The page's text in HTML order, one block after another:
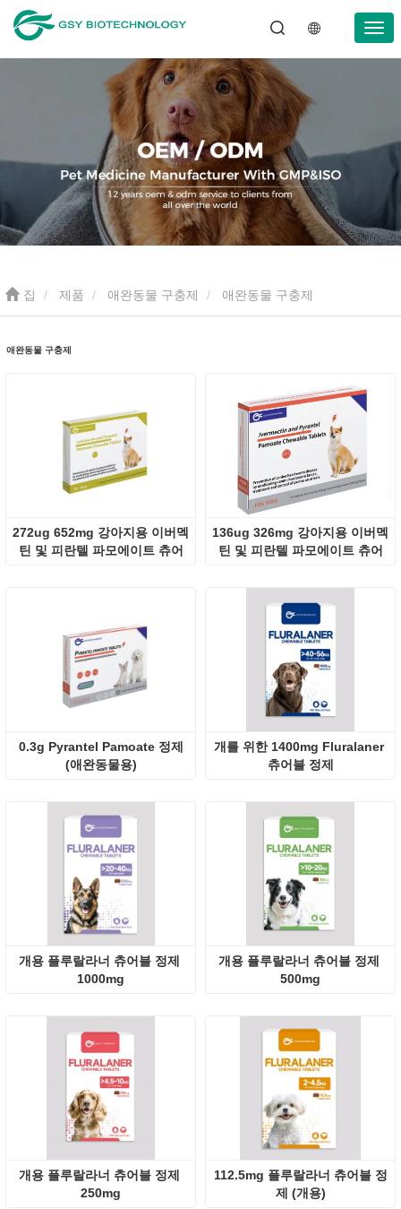
집 제품 애완동물 구충제 애완동물 구충제
애완동물 구충제
272ug 652mg 강아지용 이버멕
틴 및 피란텔 파모에이트 츄어
136ug 326mg 강아지용 이버멕
틴 및 피란텔 파모에이트 츄어
0.3g Pyrantel Pamoate 정제
(애완동물용)
개를 위한 1400mg Fluralaner
츄어블 정제
개용 플루랄라너 츄어블 정제
1000mg
개용 플루랄라너 츄어블 정제
500mg
개용 플루랄라너 츄어블 정제
250mg
112.5mg 플루랄라너 츄어블 정
제 (개용)